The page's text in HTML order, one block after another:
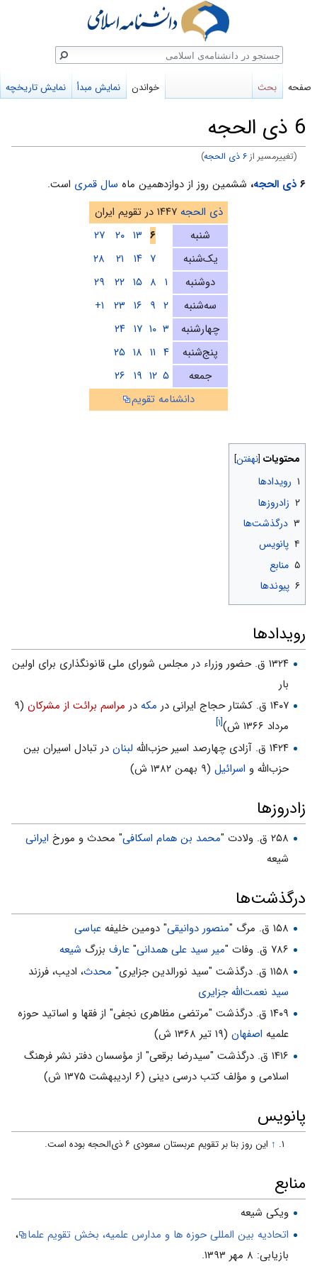
6 ذی الحجه
(تغییرمسیر از۶ ذی الحجه )
پرش
پرش
۶ ذی الحجه، ششمین روز از دوازدهمین ماه سال قمری است.
ذی الحجه ۱۴۴۷ در تقویم ایران
شنبه
۶ ۱۳ ۲۰
۲۷
یک‌شنبه
۷ ۱۴ ۲۱
۲۸
دوشنبه
۱ ۸ ۱۵ ۲۲
۲۹
سه‌شنبه
۲ ۹ ۱۶ ۲۳
۱+
چهارشنبه
۳ ۱۰ ۱۷ ۲۴
پنج‌شنبه
۴ ۱۱ ۱۸ ۲۵
جمعه
۵ ۱۲ ۱۹ ۲۶
دانشنامه تقویم
محتویات
۱ رویدادها
۲ زادروزها
۳ درگذشت‌ها
۴ پانویس
۵ منابع
۶ پیوندها
رویدادها
۱۳۲۴ ق. حضور وزراء در مجلس شورای ملی قانونگذاری برای اولین
بار
۱۴۰۷ ق. کشتار حجاج ایرانی در
مکهدر مراسم برائت از مشرکان (۹
مرداد ۱۳۶۶ ش)
[۱]
۱۴۲۴ ق. آزادی چهارصد اسیر حزب‌الله لبناندر تبادل اسیران بین
حزب‌الله و اسرائیل(۹ بهمن ۱۳۸۲ ش)
زادروزها
۲۵۸ ق. ولادت " محمد بن همام اسکافی" محدث و مورخ ایرانی
شیعه
درگذشت‌ها
۱۵۸ ق. مرگ " منصور دوانیقی" دومین خلیفه عباسی
۷۸۶ ق. وفات "
میر سید علی همدانی" عارفبزرگ شیعه
۱۱۵۸ ق. درگذشت "سید نورالدین جزایری"
محدث، ادیب، فرزند
سید نعمت‌الله جزایری
۱۴۰۹ ق. درگذشت "مرتضی مظاهری نجفی" از فقها و اساتید حوزه
علمیه اصفهان(۱۹ تیر ۱۳۶۸ ش)
۱۴۱۶ ق. درگذشت "سیدرضا برقعی" از مؤسسان دفتر نشر فرهنگ
اسلامی و مؤلف کتب درسی دینی (۶ اردیبهشت ۱۳۷۵ ش)
پانویس
↑ این روز بنا بر تقویم عربستان سعودی ۶ ذی‌الحجه بوده است.
منابع
ویکی شیعه
اتحادیه بین المللی حوزه ها و مدارس علمیه، بخش تقویم علما ،
بازیابی: ۸ مهر ۱۳۹۳.
صفحه بحث خواندن نمایش مبدأ نمایش تاریخچه
جستجو